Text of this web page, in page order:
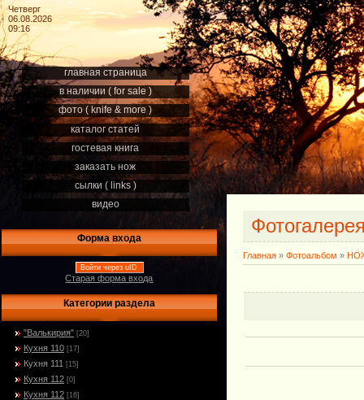
Четверг
06.08.2026
09:16
главная страница
в наличии ( for sale )
фото ( knife & more )
каталог статей
гостевая книга
заказать нож
сылки ( links )
видео
Форма входа
Войти через uID
Старая форма входа
Категории раздела
"Валькирия" [20]
Кухня 110 [17]
Кухня 111 [15]
Кухня 112 [0]
Кухня 112 [16]
Главная » Фотоальбом »